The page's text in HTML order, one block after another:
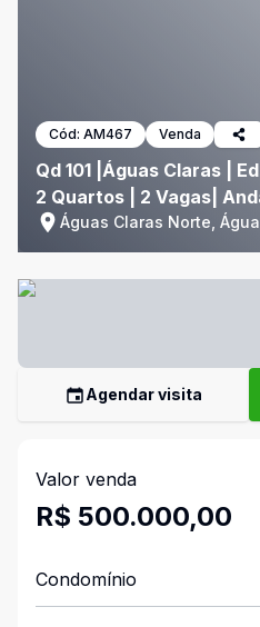
Cód: AM467 Venda
Qd 101 |Águas Claras |
2 Quartos | 2 Vagas|
Águas Claras Norte,
Agendar visita
Valor venda
R$ 500.000,00
Condomínio